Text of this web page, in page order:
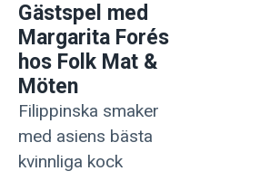
Gästspel med
Margarita Forés
hos Folk Mat &
Möten
Filippinska smaker
med asiens bästa
kvinnliga kock